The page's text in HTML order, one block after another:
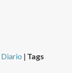
Diario | Tags